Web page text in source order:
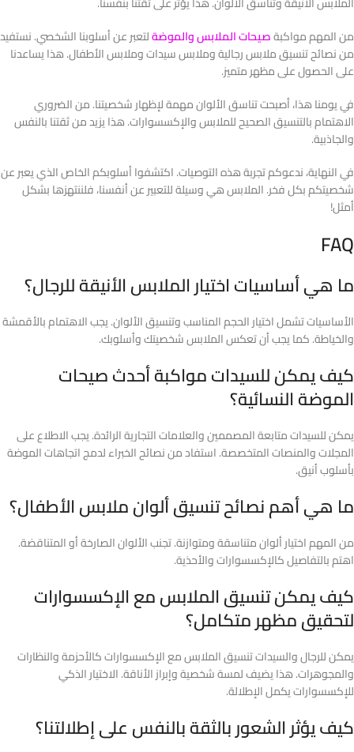
من المهم مواكبةصيحات الملابس والموضةلتعبر عن أسلوبنا الشخصي. نستفيد
من نصائح تنسيق ملابس رجالية وملابس سيدات وملابس الأطفال. هذا يساعدنا
على الحصول على مظهر متميز.
في يومنا هذا، أصبحت تناسق الألوان مهمة لإظهار شخصيتنا. من الضروري
الاهتمام بالتنسيق الصحيح للملابس والإكسسوارات. هذا يزيد من ثقتنا بالنفس
والجاذبية.
في النهاية، ندعوكم تجربة هذه التوصيات. اكتشفوا أسلوبكم الخاص الذي يعبر عن
شخصيتكم بكل فخر. الملابس هي وسيلة للتعبير عن أنفسنا، فلننتهزها بشكل
أمثل!
FAQ
ما هي أساسيات اختيار الملابس الأنيقة للرجال؟
الأساسيات تشمل اختيار الحجم المناسب وتنسيق الألوان. يجب الاهتمام بالأقمشة
والخياطة. كما يجب أن تعكس الملابس شخصيتك وأسلوبك.
كيف يمكن للسيدات مواكبة أحدث صيحات
الموضة النسائية؟
يمكن للسيدات متابعة المصممين والعلامات التجارية الرائدة. يجب الاطلاع على
المجلات والمنصات المتخصصة. استفاد من نصائح الخبراء لدمج اتجاهات الموضة
بأسلوب أنيق.
ما هي أهم نصائح تنسيق ألوان ملابس الأطفال؟
من المهم اختيار ألوان متناسقة ومتوازنة. تجنب الألوان الصارخة أو المتناقضة.
اهتم بالتفاصيل كالإكسسوارات والأحذية.
كيف يمكن تنسيق الملابس مع الإكسسوارات
لتحقيق مظهر متكامل؟
يمكن للرجال والسيدات تنسيق الملابس مع الإكسسوارات كالأحزمة والنظارات
والمجوهرات. هذا يضيف لمسة شخصية وإبراز الأناقة. الاختيار الذكي
للإكسسوارات يكمل الإطلالة.
كيف يؤثر الشعور بالثقة بالنفس على إطلالتنا؟